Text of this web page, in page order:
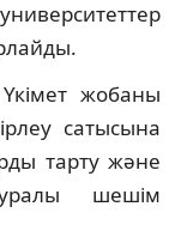
жобаны
сатысына
тарту және
шешім